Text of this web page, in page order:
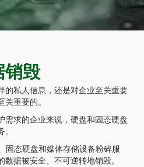
销毁
的私人信息，还是对企业至关重要
重要的。
需求的企业来说，硬盘和固态硬盘
固态硬盘和媒体存储设备粉碎服
据被安全、不可逆转地销毁。